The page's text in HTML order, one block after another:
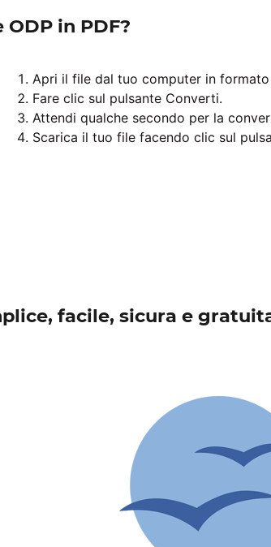
in PDF?
Apri il file dal tuo computer in formato
Fare clic sul pulsante Converti.
Attendi qualche secondo per la
Scarica il tuo file facendo clic sul
facile, sicura e